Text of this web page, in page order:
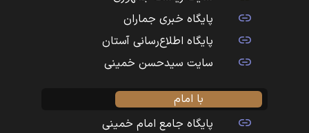
پایگاه خبری جماران
پایگاه اطلاع‌رسانی آستان
سایت سیدحسن خمینی
با امام
پایگاه جامع امام خمینی